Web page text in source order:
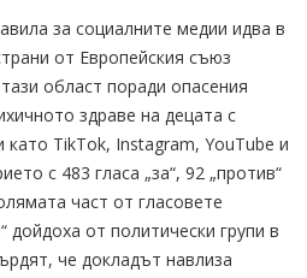
за социалните медии идва в
от Европейския съюз
област поради опасения
здраве на децата с
TikTok, Instagram, YouTube и
с 483 гласа „за“, 92 „против“
част от гласовете
дойдоха от политически групи в
че докладът навлиза